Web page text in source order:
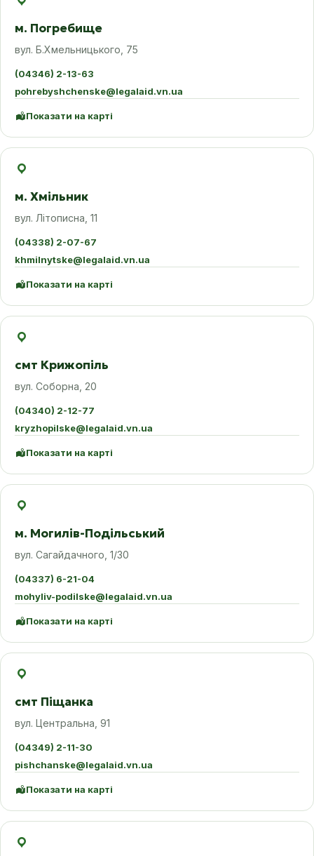
м. Погребище
вул. Б.Хмельницького, 75
(04346) 2-13-63
pohrebyshchenske@legalaid.vn.ua
Показати на карті
м. Хмільник
вул. Літописна, 11
(04338) 2-07-67
khmilnytske@legalaid.vn.ua
Показати на карті
смт Крижопіль
вул. Соборна, 20
(04340) 2-12-77
kryzhopilske@legalaid.vn.ua
Показати на карті
м. Могилів-Подільський
вул. Сагайдачного, 1/30
(04337) 6-21-04
mohyliv-podilske@legalaid.vn.ua
Показати на карті
смт Піщанка
вул. Центральна, 91
(04349) 2-11-30
pishchanske@legalaid.vn.ua
Показати на карті